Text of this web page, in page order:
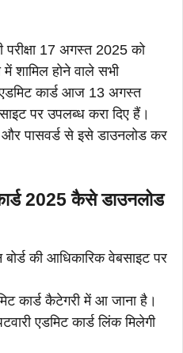
परीक्षा 17 अगस्त 2025 को
में शामिल होने वाले सभी
एडमिट कार्ड आज 13 अगस्त
पर उपलब्ध करा दिए हैं।
पासवर्ड से इसे डाउनलोड कर
2025 कैसे डाउनलोड
बोर्ड की आधिकारिक वेबसाइट पर
कार्ड कैटेगरी में आ जाना है।
एडमिट कार्ड लिंक मिलेगी